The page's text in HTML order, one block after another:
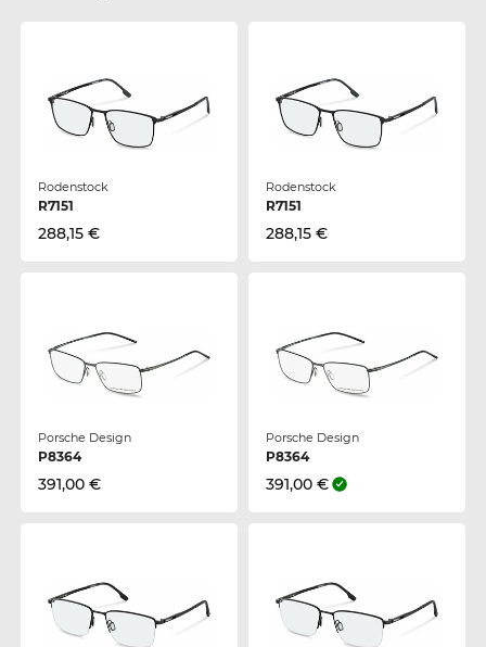
Rodenstock
R7151
288,15 €
Rodenstock
R7151
288,15 €
Porsche Design
P8364
391,00 €
Porsche Design
P8364
391,00 €